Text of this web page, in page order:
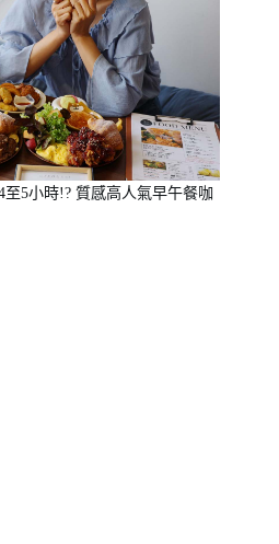
5小時!? 質感高人氣早午餐咖